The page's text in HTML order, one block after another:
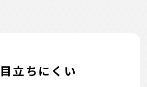
目立ちにくい